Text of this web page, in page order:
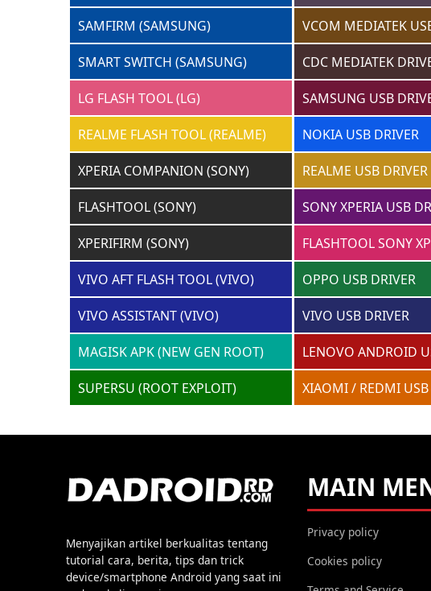
SAMFIRM (SAMSUNG)
SMART SWITCH (SAMSUNG)
LG FLASH TOOL (LG)
REALME FLASH TOOL (REALME)
XPERIA COMPANION (SONY)
FLASHTOOL (SONY)
XPERIFIRM (SONY)
VIVO AFT FLASH TOOL (VIVO)
VIVO ASSISTANT (VIVO)
MAGISK APK (NEW GEN ROOT)
SUPERSU (ROOT EXPLOIT)
VCOM MEDIATEK
CDC MEDIATEK
SAMSUNG USB
NOKIA USB DRIVER
REALME USB DRIVER
SONY XPERIA USB
FLASHTOOL SONY
OPPO USB DRIVER
VIVO USB DRIVER
LENOVO ANDROID
XIAOMI / REDMI USB
Menyajikan artikel berkualitas tentang
tutorial cara, berita, tips dan trick
device/smartphone Android yang saat ini
MAIN
Privacy policy
Cookies policy